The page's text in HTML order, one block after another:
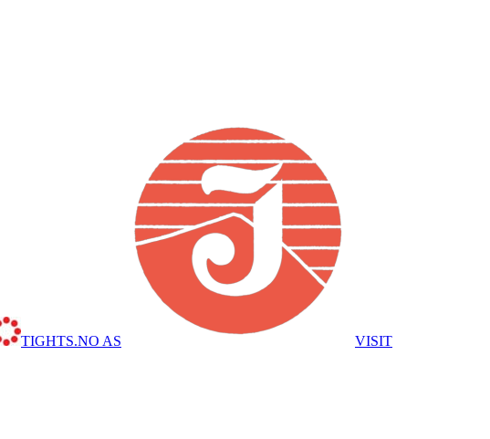
TIGHTS.NO AS
VISIT